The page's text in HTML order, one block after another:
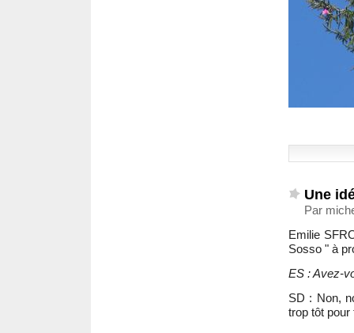
Une
Par
Emilie
Sosso " à
ES : Avez-
SD : Non,
trop tôt pour